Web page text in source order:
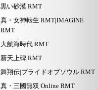
黒い砂漠 RMT
真・女神転生 RMT|IMAGINE
RMT
大航海時代 RMT
新天上碑 RMT
舞翔伝|プライドオブソウル RMT
真・三國無双 Online RMT